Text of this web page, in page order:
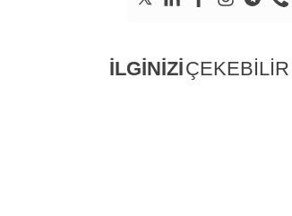
İLGİNİZİÇEKEBİLİR